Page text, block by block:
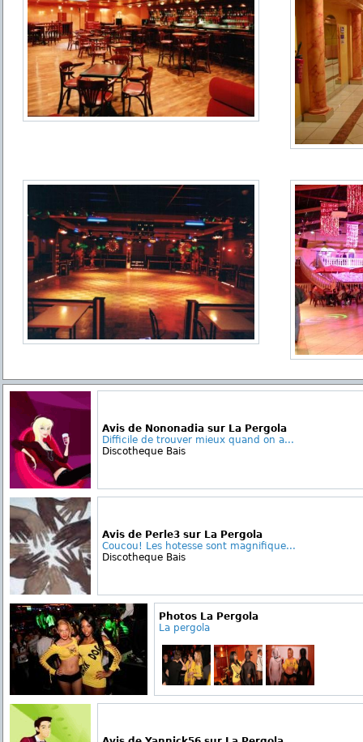
Avis de Nononadia sur La Pergola
Difficile de trouver mieux quand on a...
Discotheque Bais
Avis de Perle3 sur La Pergola
Coucou! Les hotesse sont magnifique...
Discotheque Bais
Photos La Pergola
La pergola